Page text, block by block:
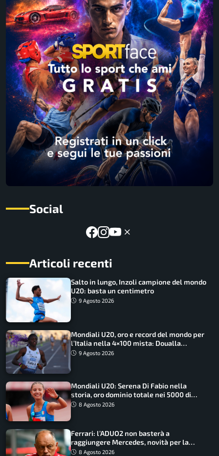
Social
Articoli recenti
Salto in lungo, Inzoli campione del mondo
U20: basta un centimetro
9 Agosto 2026
Mondiali U20, oro e record del mondo per
l’Italia nella 4×100 mista: Doualla
straordinaria
9 Agosto 2026
Mondiali U20: Serena Di Fabio nella
storia, oro dominio totale nei 5000 di
marcia
8 Agosto 2026
Ferrari: l’ADUO2 non basterà a
raggiungere Mercedes, novità per la
Macarena
8 Agosto 2026